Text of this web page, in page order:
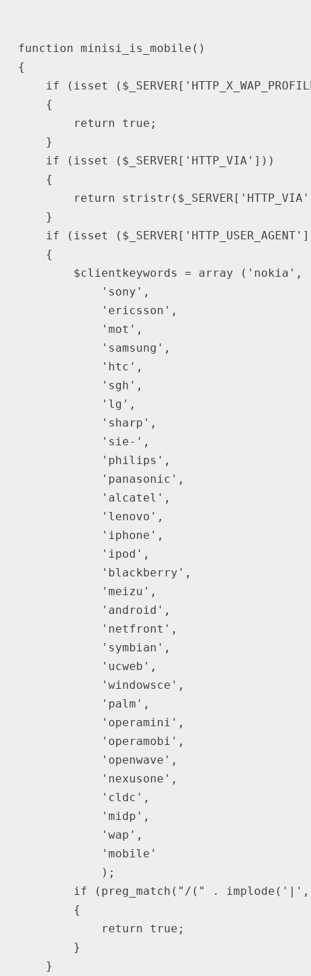
function minisi_is_mobile()
{
if (isset
    {
        return true;
    }
    if (isset ($_SERVER['HTTP_VIA']))
    {
return
    }
if (isset
    {
        $clientkeywords = array ('nokia',
            'sony',
            'ericsson',
            'mot',
            'samsung',
            'htc',
            'sgh',
            'lg',
            'sharp',
            'sie-',
            'philips',
            'panasonic',
            'alcatel',
            'lenovo',
            'iphone',
            'ipod',
            'blackberry',
            'meizu',
            'android',
            'netfront',
            'symbian',
            'ucweb',
            'windowsce',
            'palm',
            'operamini',
            'operamobi',
            'openwave',
            'nexusone',
            'cldc',
            'midp',
            'wap',
            'mobile'
            );
if (preg_match("/(" .
        {
            return true;
        }
    }